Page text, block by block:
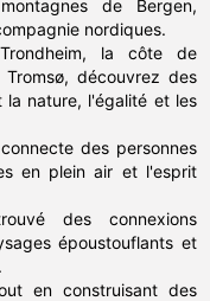
de Bergen,
nordiques.
la côte de
découvrez des
la nature, l'égalité et les
des personnes
en plein air et l'esprit
des connexions
époustouflants et
en construisant des